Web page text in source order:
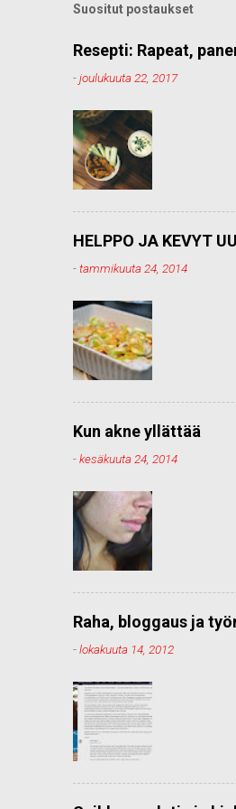
Suositut postaukset
Resepti: Rapeat,
-joulukuuta 22, 2017
HELPPO JA KEVYT
-tammikuuta 24, 2014
Kun akne yllättää
-kesäkuuta 24, 2014
Raha, bloggaus ja
-lokakuuta 14, 2012